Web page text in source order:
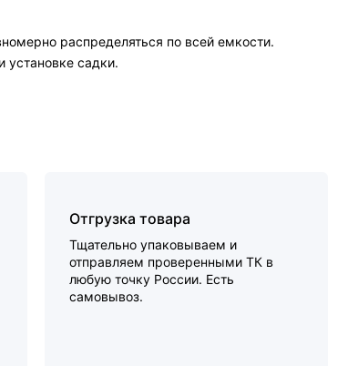
распределяться по всей емкости.
садки.
Отгрузка товара
Тщательно упаковываем и
отправляем проверенными ТК в
любую точку России. Есть
самовывоз.